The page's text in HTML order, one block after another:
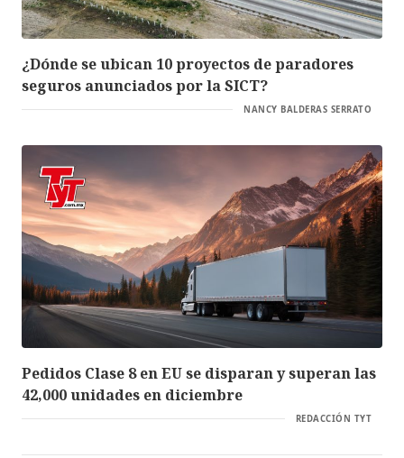
¿Dónde se ubican 10 proyectos de paradores
seguros anunciados por la SICT?
NANCY BALDERAS SERRATO
Pedidos Clase 8 en EU se disparan y superan las
42,000 unidades en diciembre
REDACCIÓN TYT